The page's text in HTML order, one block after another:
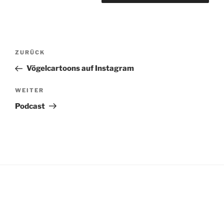
Beitragsnavigation
Vorheriger
Beitrag
ZURÜCK
Vögelcartoons auf Instagram
Nächster
Beitrag
WEITER
Podcast